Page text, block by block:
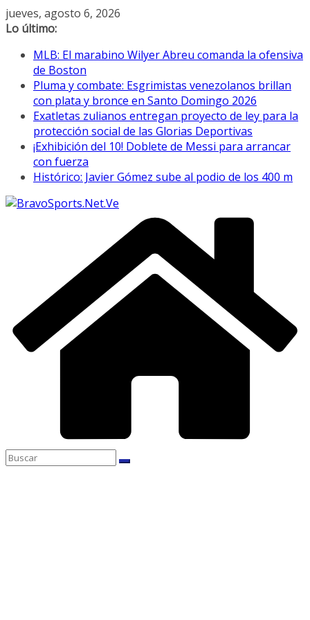
Saltar
al
jueves, agosto 6, 2026
Lo último:
MLB: El marabino Wilyer Abreu comanda la ofensiva
de Boston
Pluma y combate: Esgrimistas venezolanos brillan
con plata y bronce en Santo Domingo 2026
Exatletas zulianos entregan proyecto de ley para la
protección social de las Glorias Deportivas
¡Exhibición del 10! Doblete de Messi para arrancar
con fuerza
Histórico: Javier Gómez sube al podio de los 400 m